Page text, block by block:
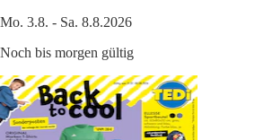
Mo. 3.8. - Sa. 8.8.2026
Noch bis morgen gültig